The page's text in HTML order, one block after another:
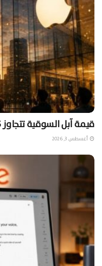
قيمة آبل السوقية تتجاوز 5 تريليونات دولار لأول مرة
أغسطس 3, 2026